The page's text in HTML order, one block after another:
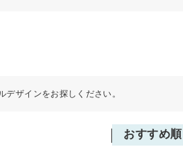
デザインをお探しください。
おすすめ順